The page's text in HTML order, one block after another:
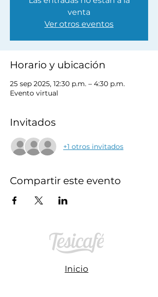
venta
Ver otros eventos
Horario y ubicación
25 sep 2025, 12:30 p.m. – 4:30 p.m.
Evento virtual
Invitados
+1 otros invitados
Compartir este evento
Inicio